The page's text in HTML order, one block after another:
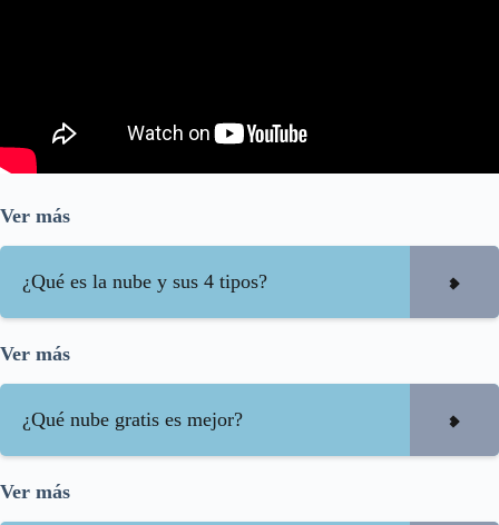
Ver más
¿Qué es la nube y sus 4 tipos?
Ver más
¿Qué nube gratis es mejor?
Ver más